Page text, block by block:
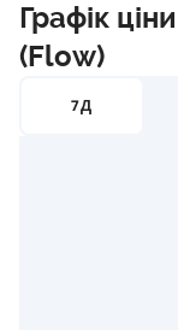
Графік
(Flow)
7Д